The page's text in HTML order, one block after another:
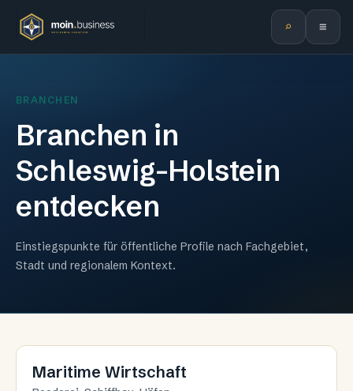
⌕ ≡
BRANCHEN
Branchen in
Schleswig-Holstein
entdecken
Einstiegspunkte für öffentliche Profile nach Fachgebiet,
Stadt und regionalem Kontext.
Maritime Wirtschaft